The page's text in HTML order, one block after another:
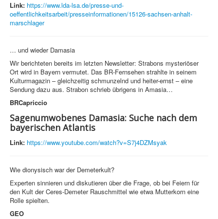
Link: https://www.lda-lsa.de/presse-und-
oeffentlichkeitsarbeit/presseinformationen/15126-sachsen-anhalt-
marschlager
… und wieder Damasia
Wir berichteten bereits im letzten Newsletter: Strabons mysteriöser
Ort wird in Bayern vermutet. Das BR-Fernsehen strahlte in seinem
Kulturmagazin – gleichzeitig schmunzelnd und heiter-ernst – eine
Sendung dazu aus. Strabon schrieb übrigens in Amasia…
BRCapriccio
Sagenumwobenes Damasia: Suche nach dem
bayerischen Atlantis
Link: https://www.youtube.com/watch?v=S7j4DZMsyak
Wie dionysisch war der Demeterkult?
Experten sinnieren und diskutieren über die Frage, ob bei Feiern für
den Kult der Ceres-Demeter Rauschmittel wie etwa Mutterkorn eine
Rolle spielten.
GEO